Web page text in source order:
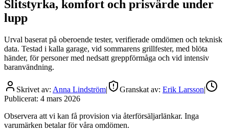
Slitstyrka, komfort och prisvärde under
lupp
Urval baserat på oberoende tester, verifierade omdömen och teknisk
data. Testad i kalla garage, vid sommarens grillfester, med blöta
händer, för personer med nedsatt greppförmåga och vid intensiv
baranvändning.
Skrivet av: Anna Lindström| Granskat av: Erik Larsson|
Publicerat: 4 mars 2026
Observera att vi kan få provision via återförsäljarlänkar. Inga
varumärken betalar för våra omdömen.